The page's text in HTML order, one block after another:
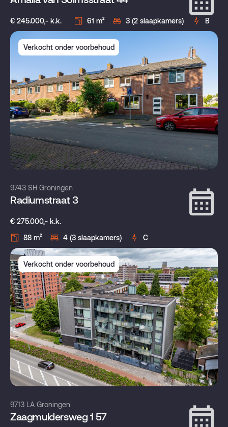
€ 245.000,- k.k. 61 m² 3 (2 slaapkamers) B
Verkocht onder voorbehoud
9743 SH Groningen
Radiumstraat 3
€ 275.000,- k.k.
88 m²
4 (3 slaapkamers) C
Verkocht onder voorbehoud
9713 LA Groningen
Zaagmuldersweg 1 57